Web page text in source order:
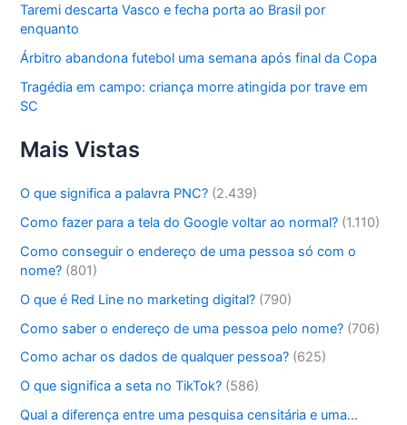
Taremi descarta Vasco e fecha porta ao Brasil por
enquanto
Árbitro abandona futebol uma semana após final da Copa
Tragédia em campo: criança morre atingida por trave em
SC
Mais Vistas
O que significa a palavra PNC? (2.439)
Como fazer para a tela do Google voltar ao normal? (1.110)
Como conseguir o endereço de uma pessoa só com o
nome? (801)
O que é Red Line no marketing digital? (790)
Como saber o endereço de uma pessoa pelo nome? (706)
Como achar os dados de qualquer pessoa? (625)
O que significa a seta no TikTok? (586)
Qual a diferença entre uma pesquisa censitária e uma…